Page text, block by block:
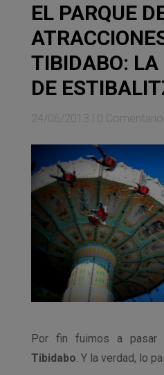
EL PARQUE
TIBIDABO: LA
DE
24/06/2013 0
Por fin fuimos a
Tibidabo . Y la verdad, lo